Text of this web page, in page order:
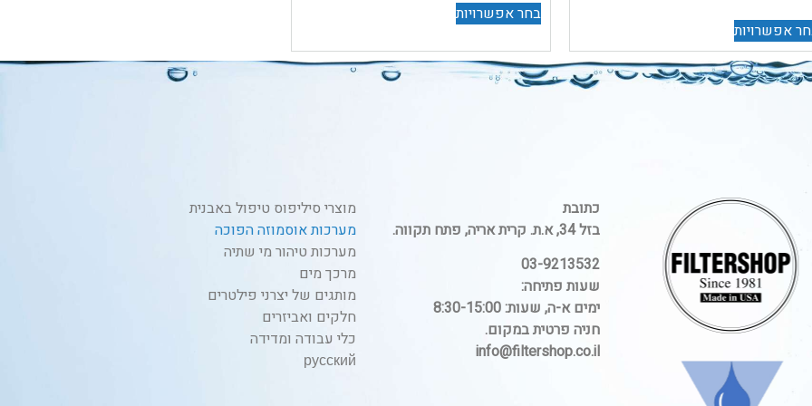
אפשרויות
בחר אפשרויות
כתובת
בזל 34, א.ת. קרית אריה, פתח תקווה.
03-9213532
שעות פתיחה:
ימים א-ה, שעות: 8:30-15:00
חניה פרטית במקום.
info@filtershop.co.il
מוצרי סיליפוס טיפול באבנית
מערכות אוסמוזה הפוכה
מערכות טיהור מי שתיה
מרכך מים
מותגים של יצרני פילטרים
חלקים ואביזרים
כלי עבודה ומדידה
русский